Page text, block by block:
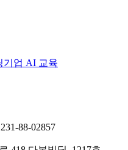
기업 AI 교육
88-02857